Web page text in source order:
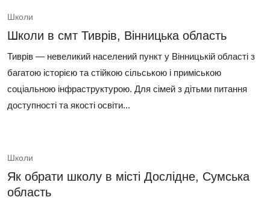
Школи
Школи в смт Тиврів, Вінницька область
Тиврів — невеликий населений пункт у Вінницькій області з
багатою історією та стійкою сільською і приміською
соціальною інфраструктурою. Для сімей з дітьми питання
доступності та якості освіти...
Школи
Як обрати школу в місті Дослідне, Сумська
область